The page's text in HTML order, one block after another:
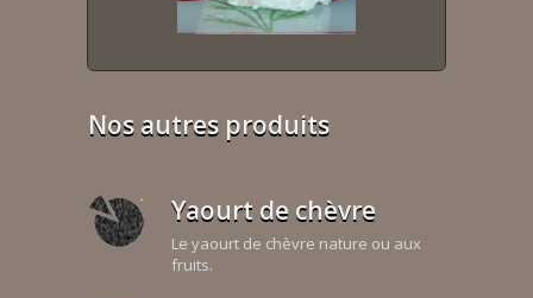
Nos autres produits
Yaourt de chèvre
Le yaourt de chèvre nature ou aux
fruits.